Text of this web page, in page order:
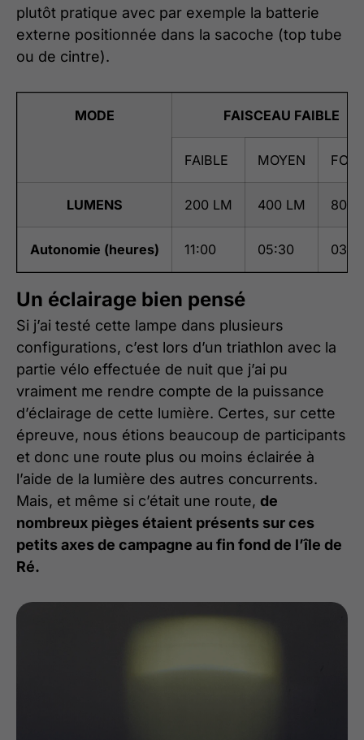
plutôt pratique avec par exemple la batterie
externe positionnée dans la sacoche (top tube
ou de cintre).
MODE FAISCEAU FAIBLE
FAIBLE MOYEN FORT
LUMENS 200 LM 400 LM 800
Autonomie (heures) 11:00 05:30
Un éclairage bien pensé
Si j’ai testé cette lampe dans plusieurs
configurations, c’est lors d’un triathlon avec la
partie vélo effectuée de nuit que j’ai pu
vraiment me rendre compte de la puissance
d’éclairage de cette lumière. Certes, sur cette
épreuve, nous étions beaucoup de participants
et donc une route plus ou moins éclairée à
l’aide de la lumière des autres concurrents.
Mais, et même si c’était une route, de
nombreux pièges étaient présents sur ces
petits axes de campagne au fin fond de l’île de
Ré.